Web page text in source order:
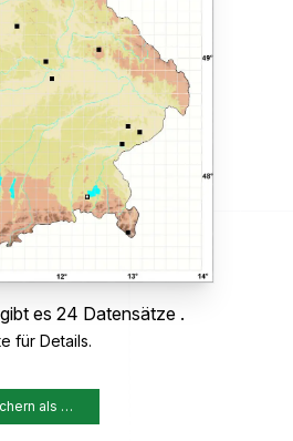
es 24 Datensätze .
für Details.
als …